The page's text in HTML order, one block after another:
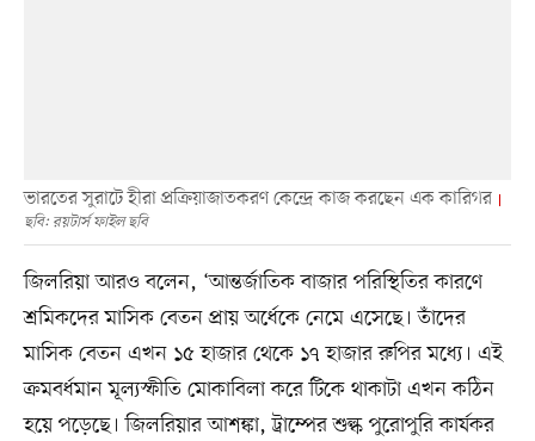
ভারতের সুরাটে হীরা প্রক্রিয়াজাতকরণ কেন্দ্রে কাজ করছেন এক কারিগর
ছবি: রয়টার্স ফাইল ছবি
জিলরিয়া আরও বলেন, ‘আন্তর্জাতিক বাজার পরিস্থিতির কারণে
শ্রমিকদের মাসিক বেতন প্রায় অর্ধেকে নেমে এসেছে। তাঁদের
মাসিক বেতন এখন ১৫ হাজার থেকে ১৭ হাজার রুপির মধ্যে। এই
ক্রমবর্ধমান মূল্যস্ফীতি মোকাবিলা করে টিকে থাকাটা এখন কঠিন
হয়ে পড়েছে। জিলরিয়ার আশঙ্কা, ট্রাম্পের শুল্ক পুরোপুরি কার্যকর